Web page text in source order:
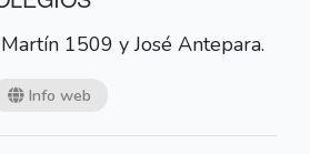
1509 y José Antepara.
Info web